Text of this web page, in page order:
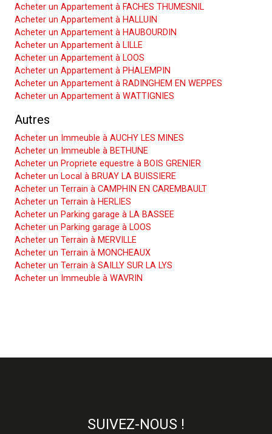
Acheter un Appartement à FACHES THUMESNIL
Acheter un Appartement à HALLUIN
Acheter un Appartement à HAUBOURDIN
Acheter un Appartement à LILLE
Acheter un Appartement à LOOS
Acheter un Appartement à PHALEMPIN
Acheter un Appartement à RADINGHEM EN WEPPES
Acheter un Appartement à WATTIGNIES
Autres
Acheter un Immeuble à AUCHY LES MINES
Acheter un Immeuble à BETHUNE
Acheter un Propriete equestre à BOIS GRENIER
Acheter un Local à BRUAY LA BUISSIERE
Acheter un Terrain à CAMPHIN EN CAREMBAULT
Acheter un Terrain à HERLIES
Acheter un Parking garage à LA BASSEE
Acheter un Parking garage à LOOS
Acheter un Terrain à MERVILLE
Acheter un Terrain à MONCHEAUX
Acheter un Terrain à SAILLY SUR LA LYS
Acheter un Immeuble à WAVRIN
SUIVEZ-NOUS !